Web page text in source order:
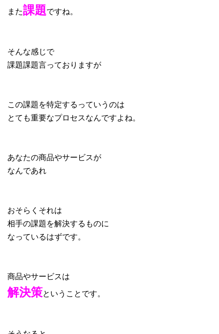
また課題ですね。
そんな感じで
課題課題言っておりますが
この課題を特定するっていうのは
とても重要なプロセスなんですよね。
あなたの商品やサービスが
なんであれ
おそらくそれは
相手の課題を解決するものに
なっているはずです。
商品やサービスは
解決策ということです。